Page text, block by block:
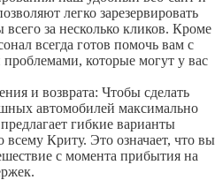
легко зарезервировать
за несколько кликов. Кроме
всегда готов помочь вам с
которые могут у вас
и возврата: Чтобы сделать
автомобилей максимально
гибкие варианты
всему Криту. Это означает, что вы
с момента прибытия на